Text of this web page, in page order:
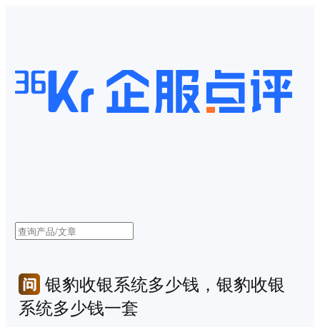
银豹收银系统多少钱，银豹收银
系统多少钱一套